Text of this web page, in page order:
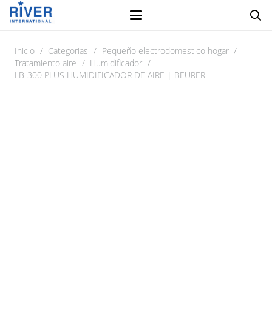
Inicio / Categorias / Pequeño electrodomestico hogar /
Tratamiento aire / Humidificador /
LB-300 PLUS HUMIDIFICADOR DE AIRE | BEURER